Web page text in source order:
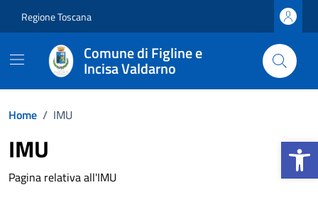
Apri la
Regione Toscana
Comune di Figline e
Incisa Valdarno
Home / IMU
IMU
Pagina relativa all'IMU